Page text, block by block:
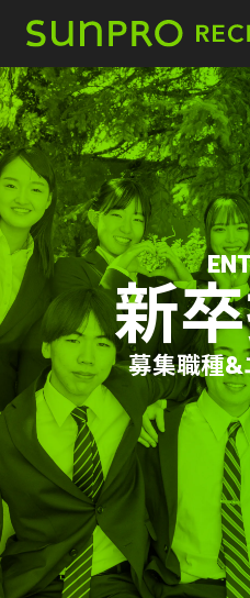
ABOUT
サンプロとは
WORK
サンプロの人と仕
PLACE
サンプロの環境
FAQ
よくあるご質問
ENTRY
新卒採用
キャリア採用
新
募集職種